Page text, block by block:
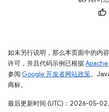
如未另行说明，那么本页面中的内
许可，并且代码示例已根据
参阅 Google 开发者网站政策。
商标。
最后更新时间 (UTC)：2026-05-02